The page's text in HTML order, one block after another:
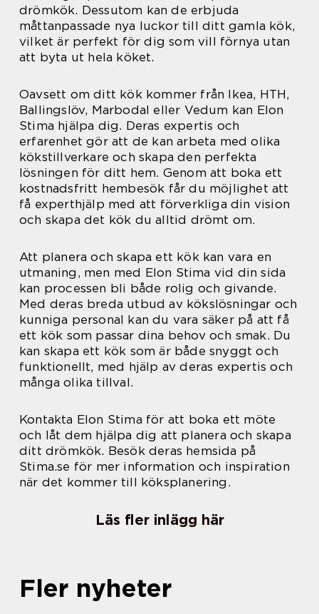
drömkök. Dessutom kan de erbjuda
måttanpassade nya luckor till ditt gamla kök,
vilket är perfekt för dig som vill förnya utan
att byta ut hela köket.
Oavsett om ditt kök kommer från Ikea, HTH,
Ballingslöv, Marbodal eller Vedum kan Elon
Stima hjälpa dig. Deras expertis och
erfarenhet gör att de kan arbeta med olika
kökstillverkare och skapa den perfekta
lösningen för ditt hem. Genom att boka ett
kostnadsfritt hembesök får du möjlighet att
få experthjälp med att förverkliga din vision
och skapa det kök du alltid drömt om.
Att planera och skapa ett kök kan vara en
utmaning, men med Elon Stima vid din sida
kan processen bli både rolig och givande.
Med deras breda utbud av kökslösningar och
kunniga personal kan du vara säker på att få
ett kök som passar dina behov och smak. Du
kan skapa ett kök som är både snyggt och
funktionellt, med hjälp av deras expertis och
många olika tillval.
Kontakta Elon Stima för att boka ett möte
och låt dem hjälpa dig att planera och skapa
ditt drömkök. Besök deras hemsida på
Stima.se för mer information och inspiration
när det kommer till köksplanering.
Läs fler inlägg här
Fler nyheter